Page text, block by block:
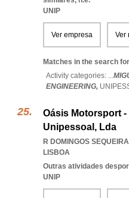
UNIP
Ver empresa Ver
Matches in the search
Activity categories: ...
ENGINEERING,
Oásis Motorsport
Unipessoal, Lda
R DOMINGOS
LISBOA
Outras atividades
UNIP